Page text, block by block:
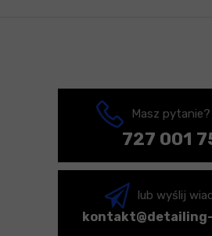
Masz
727 001
lub wyślij